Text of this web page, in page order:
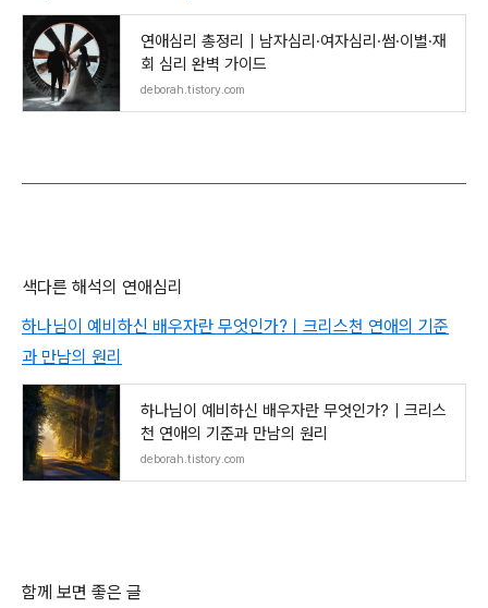
연애심리 총정리｜남자심리·여자심리·썸·이별·재
회 심리 완벽 가이드
deborah.tistory.com
색다른 해석의 연애심리
하나님이 예비하신 배우자란 무엇인가?ㅣ크리스천 연애의 기준
과 만남의 원리
하나님이 예비하신 배우자란 무엇인가?｜크리스
천 연애의 기준과 만남의 원리
deborah.tistory.com
함께 보면 좋은 글